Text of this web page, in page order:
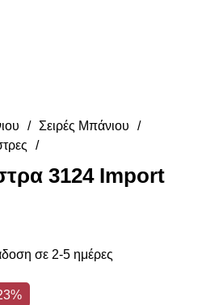
Σειρές Μπάνιου
3124 Import
σε 2-5 ημέρες